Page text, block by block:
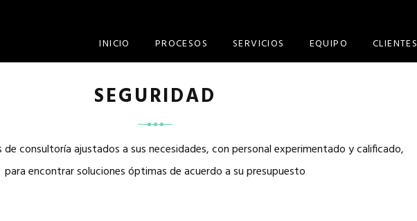
INICIO PROCESOS SERVICIOS EQUIPO CLIENTES
SEGURIDAD
consultoría ajustados a sus necesidades, con personal experimentado y calificado,
para encontrar soluciones óptimas de acuerdo a su presupuesto